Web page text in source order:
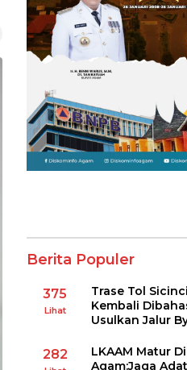
Berita Populer
375
Lihat
Trase Tol
Kembali
Usulkan Jalur
282
LKAAM Matur
Agam:Jaga